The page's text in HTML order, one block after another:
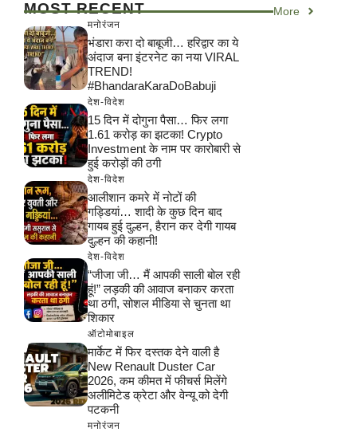
MOST RECENT More
मनोरंजन
भंडारा करा दो बाबूजी… हरिद्वार का ये
अंदाज बना इंटरनेट का नया VIRAL
TREND!
#BhandaraKaraDoBabuji
देश-विदेश
15 दिन में दोगुना पैसा… फिर लगा
1.61 करोड़ का झटका! Crypto
Investment के नाम पर कारोबारी से
हुई करोड़ों की ठगी
देश-विदेश
आलीशान कमरे में नोटों की
गड्डियां… शादी के कुछ दिन बाद
गायब हुई दुल्हन, हैरान कर देगी गायब
दुल्हन की कहानी!
देश-विदेश
“जीजा जी… मैं आपकी साली बोल रही
हूं!” लड़की की आवाज बनाकर करता
था ठगी, सोशल मीडिया से चुनता था
शिकार
ऑटोमोबाइल
मार्केट में फिर दस्तक देने वाली है
New Renault Duster Car
2026, कम कीमत में फीचर्स मिलेंगे
अलीमिटेड क्रेटा और वेन्यू को देगी
पटकनी
मनोरंजन